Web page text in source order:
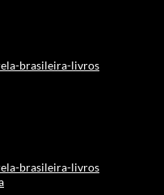
brasileira-livros
brasileira-livros